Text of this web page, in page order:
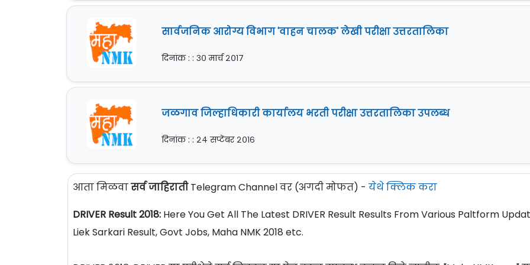
सार्वजनिक आरोग्य विभाग 'वाहन चालक' लेखी परीक्षा उत्तरतालिका
दिनांक : : ३० मार्च २०१७
जळगाव जिल्हाधिकारी कार्यालय भरती परीक्षा उत्तरतालिका उपलब्ध
दिनांक : : २४ सप्टेंबर २०१६
आता मिळवा सर्व जाहिराती Telegram Channel वर (अगदी मोफत) - येथे क्लिक करा
DRIVER Result 2018: Here You Get All The Latest DRIVER Result Results From Various Paltform
Liek Sarkari Result, Govt Jobs, Maha NMK 2018 etc.